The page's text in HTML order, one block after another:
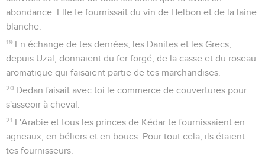
abondance. Elle te fournissait du vin de Helbon et de la laine
blanche.
19 En échange de tes denrées, les Danites et les Grecs,
depuis Uzal, donnaient du fer forgé, de la casse et du roseau
aromatique qui faisaient partie de tes marchandises.
20 Dedan faisait avec toi le commerce de couvertures pour
s'asseoir à cheval.
21 L'Arabie et tous les princes de Kédar te fournissaient en
agneaux, en béliers et en boucs. Pour tout cela, ils étaient
tes fournisseurs.